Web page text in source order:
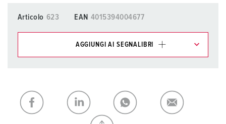
Articolo 623 EAN 4015394004677
AGGIUNGI AI SEGNALIBRI
CREA NUOVA LISTA